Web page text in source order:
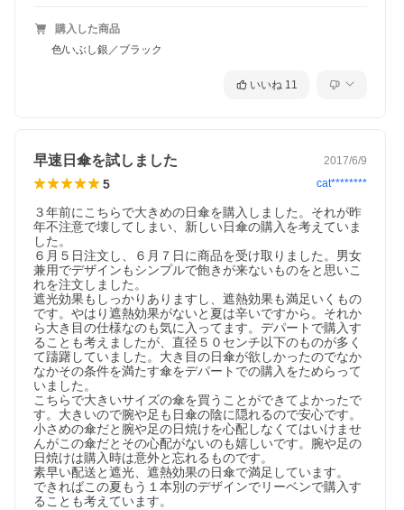
購入した商品
色/いぶし銀／ブラック
いいね 11
早速日傘を試しました 2017/6/9
5 cat********
３年前にこちらで大きめの日傘を購入しました。それが昨
年不注意で壊してしまい、新しい日傘の購入を考えていま
した。
６月５日注文し、６月７日に商品を受け取りました。男女
兼用でデザインもシンプルで飽きが来ないものをと思いこ
れを注文しました。
遮光効果もしっかりありますし、遮熱効果も満足いくもの
です。やはり遮熱効果がないと夏は辛いですから。それか
ら大き目の仕様なのも気に入ってます。デパートで購入す
ることも考えましたが、直径５０センチ以下のものが多く
て躊躇していました。大き目の日傘が欲しかったのでなか
なかその条件を満たす傘をデパートでの購入をためらって
いました。
こちらで大きいサイズの傘を買うことができてよかったで
す。大きいので腕や足も日傘の陰に隠れるので安心です。
小さめの傘だと腕や足の日焼けを心配しなくてはいけませ
んがこの傘だとその心配がないのも嬉しいです。腕や足の
日焼けは購入時は意外と忘れるものです。
素早い配送と遮光、遮熱効果の日傘で満足しています。
できればこの夏もう１本別のデザインでリーベンで購入す
ることも考えています。